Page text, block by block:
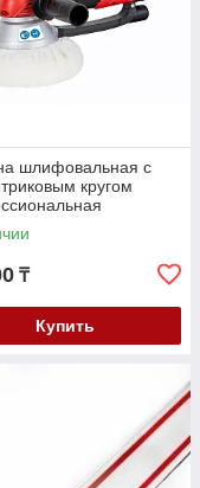
шлифовальная с
кругом
₸
Купить